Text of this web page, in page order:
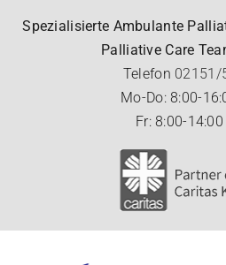
Spezialisierte Ambulante
Palliative Care
Telefon 02151/
Mo-Do: 8:00-
Fr: 8:00-